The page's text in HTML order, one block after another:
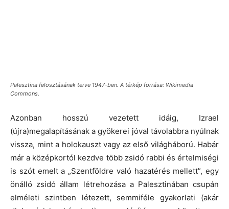
Palesztina felosztásának terve 1947-ben. A térkép forrása: Wikimedia
Commons.
Azonban hosszú vezetett idáig, Izrael
(újra)megalapításának a gyökerei jóval távolabbra nyúlnak
vissza, mint a holokauszt vagy az első világháború. Habár
már a középkortól kezdve több zsidó rabbi és értelmiségi
is szót emelt a „Szentföldre való hazatérés mellett”, egy
önálló zsidó állam létrehozása a Palesztinában csupán
elméleti szintben létezett, semmiféle gyakorlati (akár